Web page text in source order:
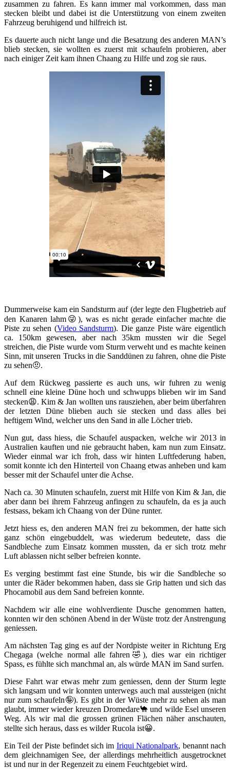
zusammen zu fahren. Es kann immer mal vorkommen, dass man
stecken bleibt und dabei ist die Unterstützung von einem zweiten
Fahrzeug beruhigend und hilfreich ist.
Es dauerte auch nicht lange und die Besatzung des anderen MAN’s
blieb stecken, sie wollten es zuerst mit schaufeln probieren, aber
nach einiger Zeit kam ihnen Chaang zu Hilfe und zog sie raus.
Dummerweise kam ein Sandsturm auf (der legte den Flugbetrieb auf
den Kanaren lahm😜), was es nicht gerade einfacher machte die
Piste zu sehen (Video Sandsturm). Die ganze Piste wäre eigentlich
ca. 150km gewesen, aber nach 35km mussten wir die Segel
streichen, die Piste wurde vom Sturm verweht und es machte keinen
Sinn, mit unseren Trucks in die Sanddünen zu fahren, ohne die Piste
zu sehen🤨.
Auf dem Rückweg passierte es auch uns, wir fuhren zu wenig
schnell eine kleine Düne hoch und schwupps blieben wir im Sand
stecken😩. Kim & Jan wollten uns rausziehen, aber beim überfahren
der letzten Düne blieben auch sie stecken und dass alles bei
heftigem Wind, welcher uns den Sand in alle Löcher trieb.
Nun gut, dass hiess, die Schaufel auspacken, welche wir 2013 in
Australien kauften und nie gebraucht haben, kam nun zum Einsatz.
Wieder einmal war ich froh, dass wir hinten Luftfederung haben,
somit konnte ich den Hinterteil von Chaang etwas anheben und kam
besser mit der Schaufel unter die Achse.
Nach ca. 30 Minuten schaufeln, zuerst mit Hilfe von Kim & Jan, die
aber dann bei ihrem Fahrzeug anfingen zu schaufeln, da es ja auch
festsass, bekam ich Chaang von der Düne runter.
Jetzt hiess es, den anderen MAN frei zu bekommen, der hatte sich
ganz schön eingebuddelt, was wiederum bedeutete, dass die
Sandbleche zum Einsatz kommen mussten, da er sich trotz mehr
Luft ablassen nicht selber befreien konnte.
Es verging bestimmt fast eine Stunde, bis wir die Sandbleche so
unter die Räder bekommen haben, dass sie Grip hatten und sich das
Phocamobil aus dem Sand befreien konnte.
Nachdem wir alle eine wohlverdiente Dusche genommen hatten,
konnten wir den schönen Abend in der Wüste trotz der Anstrengung
geniessen.
Am nächsten Tag ging es auf der Nordpiste weiter in Richtung Erg
Chegaga (welche normal alle fahren🤣), dies war ein richtiger
Spass, es fühlte sich manchmal an, als würde MAN im Sand surfen.
Diese Fahrt war etwas mehr zum geniessen, denn der Sturm legte
sich langsam und wir konnten unterwegs auch mal aussteigen (nicht
nur zum schaufeln🤪). Es gibt in der Wüste mehr zu sehen als man
glaubt, immer wieder kreuzen Dromedare🐪 und wilde Esel unseren
Weg. Als wir mal die grossen grünen Flächen näher anschauten,
stellte sich heraus, dass es wilder Rucola ist😀.
Ein Teil der Piste befindet sich im Iriqui Nationalpark, benannt nach
dem gleichnamigen See, der allerdings mehrheitlich ausgetrocknet
ist und nur in der Regenzeit zu einem Feuchtgebiet wird.